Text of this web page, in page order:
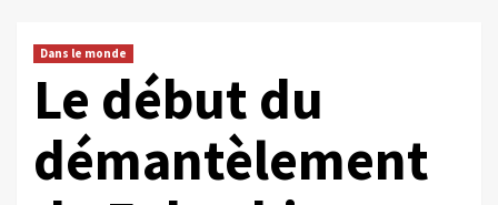
Dans le monde
Le début du
démantèlement